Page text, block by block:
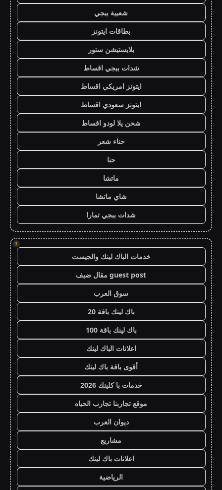
شعبية ببجي
بطاقات ايتونز
بلايستيشن ستور
شدات ببجي اقساط
ايتونز امريكي اقساط
ايتونز سعودي اقساط
شحن يلا لودو اقساط
حناء شعر
حنا
ماتشا
شاي ماتشا
شدات ببجي تمارا
!
خدمات الباك لينك والجيست
guest post مقال ضيف
سوق العرب
باك لينك باقة 20
باك لينك باقة 100
اعلانات الباك لينك
أقوى باقة باك لينك
خدمات با كلينك 2026
موقع تجاربنا تجارب الحياه
ديوان العرب
مشاريع
اعلانات باك لينك
الرياضية